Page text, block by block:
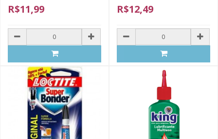
R$11,99 R$12,49